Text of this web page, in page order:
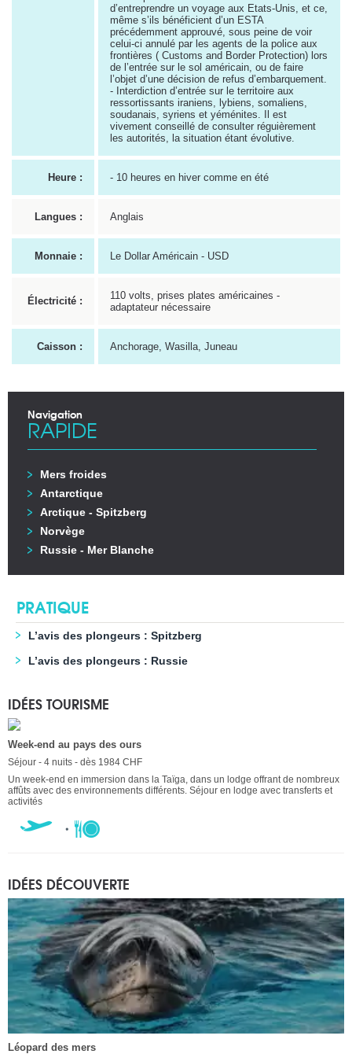
d’entreprendre un voyage aux Etats-Unis, et ce,
même s’ils bénéficient d’un ESTA
précédemment approuvé, sous peine de voir
celui-ci annulé par les agents de la police aux
frontières ( Customs and Border Protection) lors
de l’entrée sur le sol américain, ou de faire
l’objet d’une décision de refus d’embarquement.
- Interdiction d’entrée sur le territoire aux
ressortissants iraniens, lybiens, somaliens,
soudanais, syriens et yéménites. Il est
vivement conseillé de consulter réguièrement
les autorités, la situation étant évolutive.
Heure : - 10 heures en hiver comme en été
Langues : Anglais
Monnaie : Le Dollar Américain - USD
Électricité :
110 volts, prises plates américaines -
adaptateur nécessaire
Caisson : Anchorage, Wasilla, Juneau
Navigation
RAPIDE
Mers froides
Antarctique
Arctique - Spitzberg
Norvège
Russie - Mer Blanche
PRATIQUE
L’avis des plongeurs : Spitzberg
L’avis des plongeurs : Russie
IDÉES TOURISME
Week-end au pays des ours
Séjour - 4 nuits - dès 1984 CHF
Un week-end en immersion dans la Taïga, dans un lodge offrant de nombreux
affûts avec des environnements différents. Séjour en lodge avec transferts et
activités
IDÉES DÉCOUVERTE
Léopard des mers